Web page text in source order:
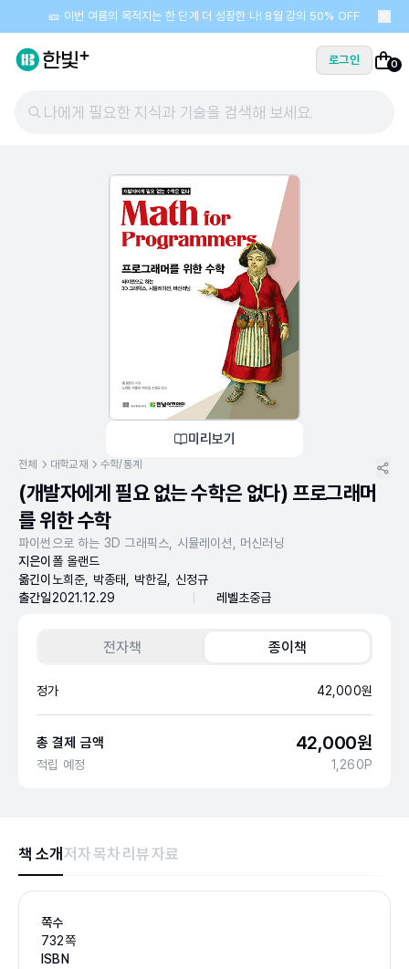
🎫 이번 여름의 목적지는 한 단계 더 성장한 나! 8월 강의 50% OFF
로그인 0
나에게 필요한 지식과 기술을 검색해 보세요.
미리보기
전체 대학교재 수학/통계
(개발자에게 필요 없는 수학은 없다) 프로그래머
를 위한 수학
파이썬으로 하는 3D 그래픽스, 시뮬레이션, 머신러닝
지은이 폴 올랜드
옮긴이 노희준, 박종태, 박한길, 신정규
출간일2021.12.29 레벨초중급
전자책 종이책
정가 42,000원
총 결제 금액 42,000원
적립 예정 1,260P
책 소개 저자목차 리뷰 자료
쪽수
732쪽
ISBN